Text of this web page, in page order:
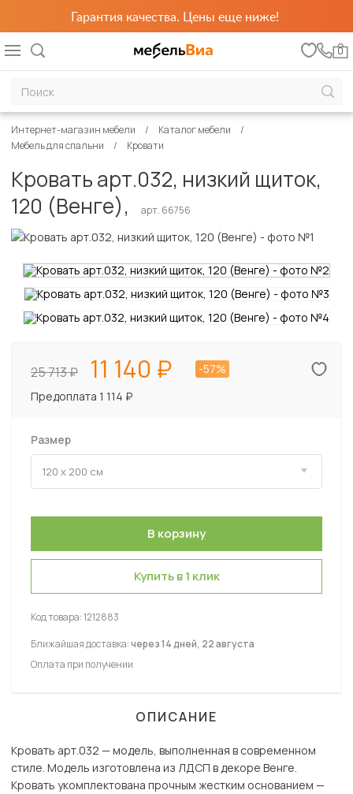
Гарантия качества. Цены еще ниже!
0
Интернет-магазин мебели
Каталог мебели
Мебель для спальни
Кровати
Кровать арт.032, низкий щиток,
120 (Венге),
арт. 66756
25 713 11 140
-57%
Предоплата 1 114 ₽
Размер
Купить в 1 клик
Код товара:1212883
Ближайшая доставка:через 14 дней, 22 августа
Оплата при получении
ОПИСАНИЕ
Кровать арт.032 — модель, выполненная в современном
стиле. Модель изготовлена из ЛДСП в декоре Венге.
Кровать укомплектована прочным жестким основанием —